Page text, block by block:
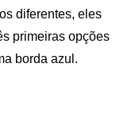
diferentes, eles
primeiras opções
borda azul.